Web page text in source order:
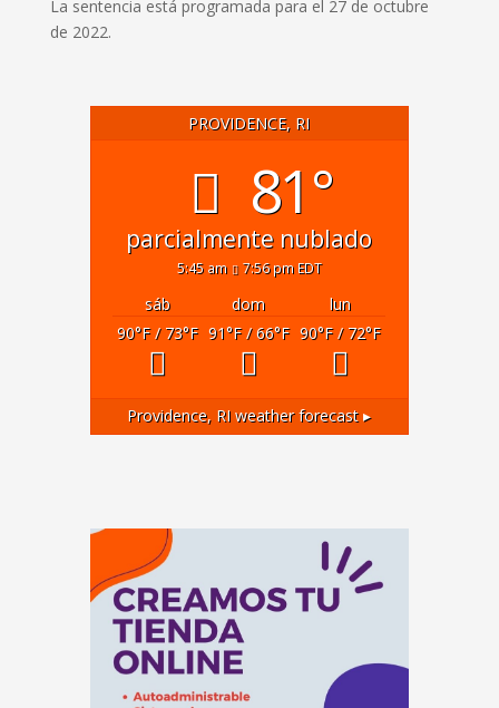
La sentencia está programada para el 27 de octubre
de 2022.
PROVIDENCE, RI
81°
parcialmente nublado
5:45 am 7:56 pm EDT
sáb dom
lun
90°F/ 73°F 91°F/ 66°F 90°F/ 72°F
Providence, RI weather forecast ▸